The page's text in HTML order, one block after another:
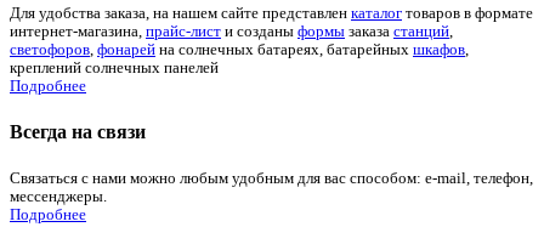
Для удобства заказа, на нашем сайте представлен каталог товаров в формате
интернет-магазина, прайс-лист и созданы формы заказа станций,
светофоров, фонарей на солнечных батареях, батарейных шкафов,
креплений солнечных панелей
Подробнее
Всегда на связи
Связаться с нами можно любым удобным для вас способом: e-mail, телефон,
мессенджеры.
Подробнее